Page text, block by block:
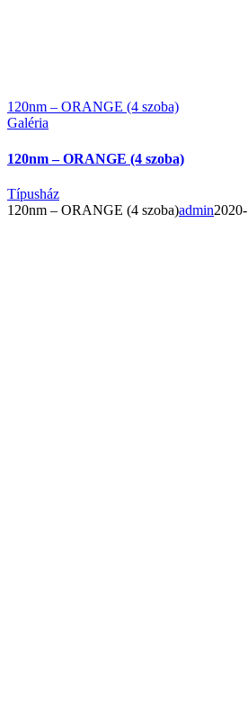
120nm – ORANGE (4 szoba)
Galéria
120nm – ORANGE (4 szoba)
Típusház
120nm – ORANGE (4 szoba)admin